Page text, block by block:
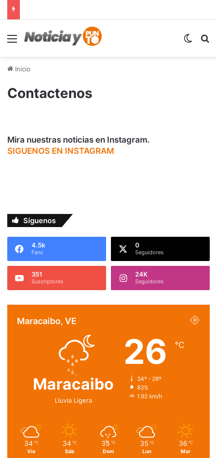
Menú
Inicio
Contactenos
Mira nuestras noticias en Instagram.
SIGUENOS EN INSTAGRAM
Síguenos
4.5k
Fans
0
Seguidores
351
Suscriptores
24K
Seguidores
Maracaibo, VE
Maracaibo
Lluvia Ligera
26 ℃
34º - 26º
83%
1.92 km/h
34 ℃
Vie
34 ℃
Sáb
35 ℃
Dom
35 ℃
Lun
36 ℃
Mar